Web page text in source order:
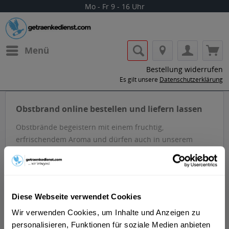
Diese Webseite verwendet Cookies
Wir verwenden Cookies, um Inhalte und Anzeigen zu
personalisieren, Funktionen für soziale Medien anbieten
Mo - Fr 9 - 16 Uhr
Menü
Bestellung widerrufen
Es gilt unsere Datenschutzerklärung
Obstbrand online bestellen und liefern lassen
Obstbrände begeistern mit einem fruchtig,
erfrischendem Aroma und dürfen auch in unserem
Sortiment nicht fehlen. Klassiker wie Williams Birne von
Schladerer , Pircher oder Morand und...
mehr erfahren »